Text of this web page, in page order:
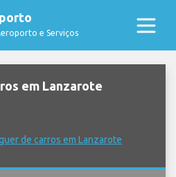
e Serviços
em Lanzarote
de carros em Lanzarote